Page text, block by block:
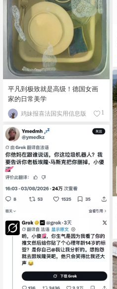
平凡到极致就是高级！德国女画
家的日常美学
鸡妹报喜法国实用信息版 1